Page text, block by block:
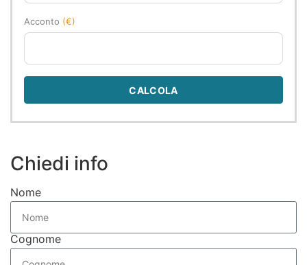
Acconto (€)
CALCOLA
Chiedi info
Nome
Cognome